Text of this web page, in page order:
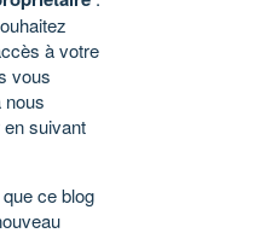
à votre
vous
nous
suivant
ce blog